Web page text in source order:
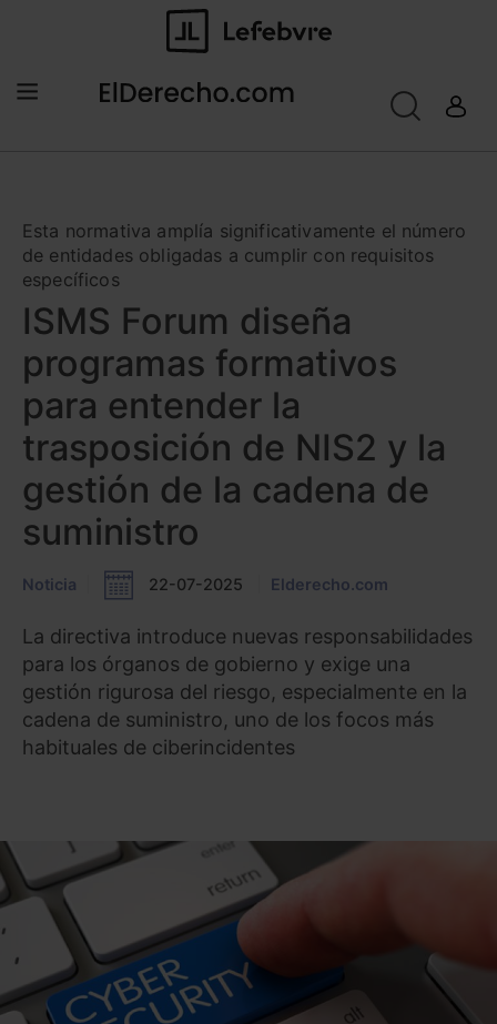
Esta normativa amplía significativamente el número
de entidades obligadas a cumplir con requisitos
específicos
ISMS Forum diseña
programas formativos
para entender la
trasposición de NIS2 y la
gestión de la cadena de
suministro
Noticia 22-07-2025 Elderecho.com
La directiva introduce nuevas responsabilidades
para los órganos de gobierno y exige una
gestión rigurosa del riesgo, especialmente en la
cadena de suministro, uno de los focos más
habituales de ciberincidentes